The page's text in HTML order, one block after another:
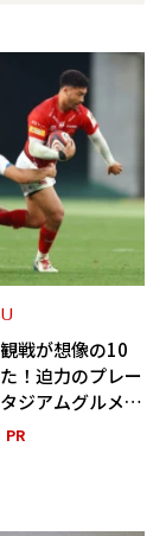
戦が想像の10
！迫力のプレー
ジアムグルメま
PR